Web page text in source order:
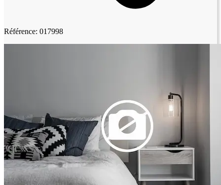
Référence: 017998